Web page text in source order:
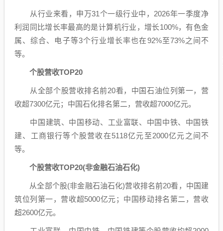
从行业来看，申万31个一级行业中，2026年一季度净
利润同比增长率最高的是计算机行业，增长100%，有色金
属、综合、 电子等3个行业增长率也在92%至73%之间不
等。
个股营收TOP20
从全部个股营收排名前20看， 中国石油位列第一，营
收超7300亿元； 中国石化排名第二，营收超7000亿元。
中国建筑、 中国移动、 工业富联、 中国中铁、 中国铁
建、 工商银行等个股营收在5118亿元至2000亿元之间不
等。
个股营收TOP20(非金融石油石化)
从全部个股(非金融石油石化)营收排名前20看， 中国建
筑位列第一，营收超5000亿元； 中国移动排名第二，营收
超2600亿元。